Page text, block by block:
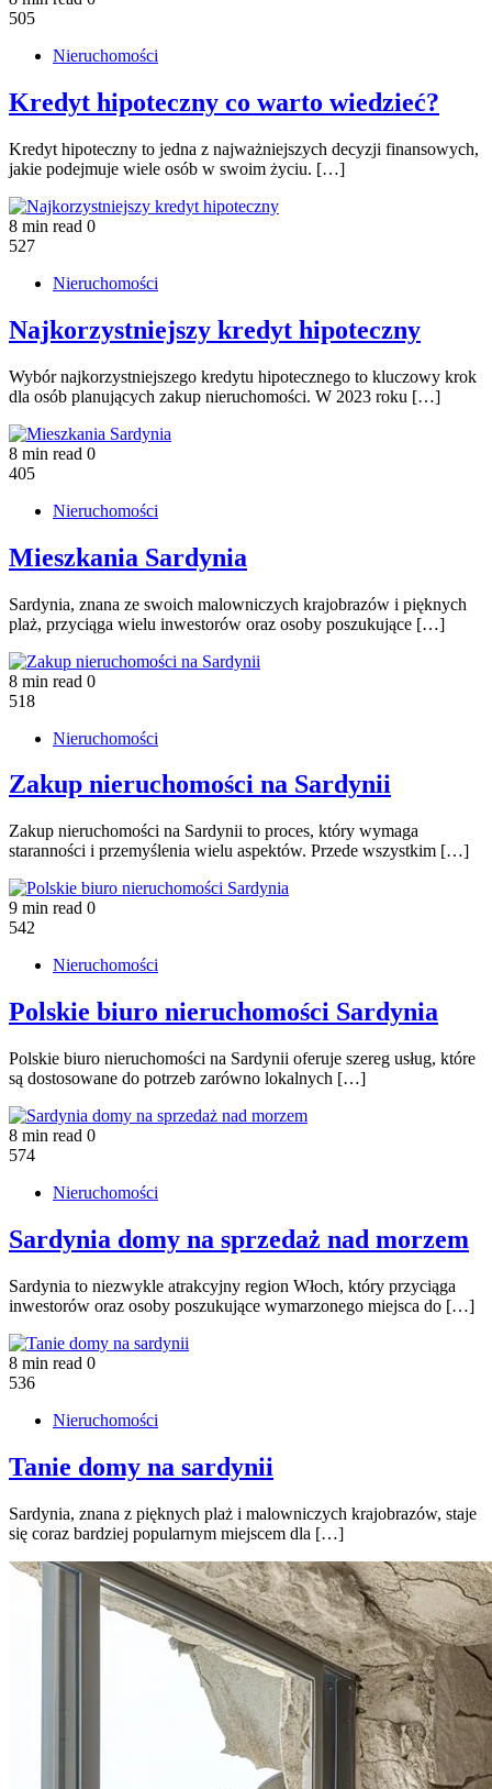
505
Nieruchomości
Kredyt hipoteczny co warto wiedzieć?
Kredyt hipoteczny to jedna z najważniejszych decyzji finansowych,
jakie podejmuje wiele osób w swoim życiu. […]
8 min read 0
527
Nieruchomości
Najkorzystniejszy kredyt hipoteczny
Wybór najkorzystniejszego kredytu hipotecznego to kluczowy krok
dla osób planujących zakup nieruchomości. W 2023 roku […]
8 min read 0
405
Nieruchomości
Mieszkania Sardynia
Sardynia, znana ze swoich malowniczych krajobrazów i pięknych
plaż, przyciąga wielu inwestorów oraz osoby poszukujące […]
8 min read 0
518
Nieruchomości
Zakup nieruchomości na Sardynii
Zakup nieruchomości na Sardynii to proces, który wymaga
staranności i przemyślenia wielu aspektów. Przede wszystkim […]
9 min read 0
542
Nieruchomości
Polskie biuro nieruchomości Sardynia
Polskie biuro nieruchomości na Sardynii oferuje szereg usług, które
są dostosowane do potrzeb zarówno lokalnych […]
8 min read 0
574
Nieruchomości
Sardynia domy na sprzedaż nad morzem
Sardynia to niezwykle atrakcyjny region Włoch, który przyciąga
inwestorów oraz osoby poszukujące wymarzonego miejsca do […]
8 min read 0
536
Nieruchomości
Tanie domy na sardynii
Sardynia, znana z pięknych plaż i malowniczych krajobrazów, staje
się coraz bardziej popularnym miejscem dla […]